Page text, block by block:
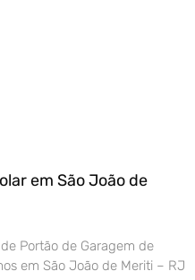
em São João de
Portão de Garagem de
em São João de Meriti – RJ